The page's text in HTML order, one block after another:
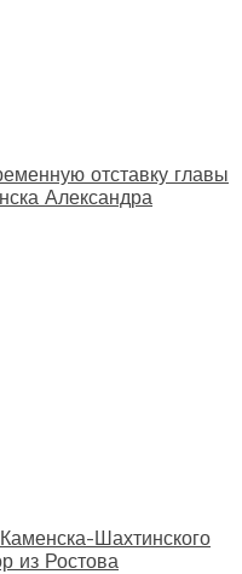
отставку главы
Александра
Шахтинского
из Ростова